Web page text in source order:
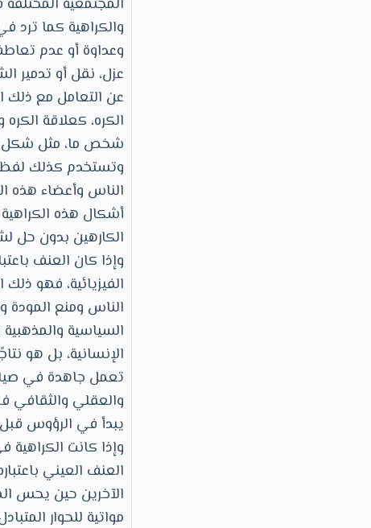
المجتمعية
والكراهية كما ترد
وعداوة أو عدم
عزل، نقل أو
عن التعامل مع ذلك
الكره، كعلاقة
شخص ما، مثل شكل
وتستخدم كذلك
الناس وأعضاء هذه
أشكال هذه
الكارهين بدون حل
وإذا كان العنف
الفيزيائية، فهو
الناس ومنع المودة
السياسية
الإنسانية، بل هو
تعمل جاهدة في
والعقلي والثقافي
يبدأ في الرؤوس
وإذا كانت
العنف العيني
الآخرين حين يحس
مواتية للحوار